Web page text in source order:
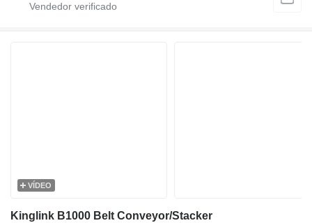
VÍDEO
Kinglink B1000 Belt Conveyor/Stacker